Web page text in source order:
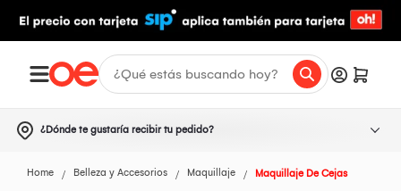
¿Dónde te gustaría recibir tu pedido?
Home Belleza y Accesorios Maquillaje Maquillaje De Cejas